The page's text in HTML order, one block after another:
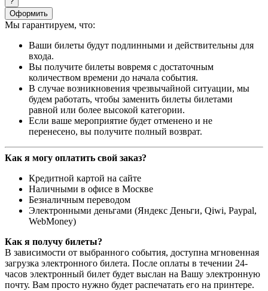
Оформить
Мы гарантируем, что:
Ваши билеты будут подлинными и действительны для
входа.
Вы получите билеты вовремя с достаточным
количеством времени до начала события.
В случае возникновения чрезвычайной ситуации, мы
будем работать, чтобы заменить билеты билетами
равной или более высокой категории.
Если ваше мероприятие будет отменено и не
перенесено, вы получите полный возврат.
Как я могу оплатить свой заказ?
Кредитной картой на сайте
Наличными в офисе в Москве
Безналичным переводом
Электронными деньгами (Яндекс Деньги, Qiwi, Paypal,
WebMoney)
Как я получу билеты?
В зависимости от выбранного события, доступна мгновенная
загрузка электронного билета. После оплаты в течении 24-
часов электронный билет будет выслан на Вашу электронную
почту. Вам просто нужно будет распечатать его на принтере.